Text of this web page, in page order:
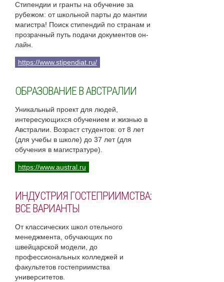
Стипендии и гранты на обучение за
рубежом: от школьной парты до мантии
магистра! Поиск стипендий по странам и
прозрачный путь подачи документов он-
лайн.
https://www.stipendiat.ru/
ОБРАЗОВАНИЕ В АВСТРАЛИИ
Уникальный проект для людей,
интересующихся обучением и жизнью в
Австралии. Возраст студентов: от 8 лет
(для учебы в школе) до 37 лет (для
обучения в магистратуре).
https://www.austral.ru
ИНДУСТРИЯ ГОСТЕПРИИМСТВА:
ВСЕ ВАРИАНТЫ
От классических школ отельного
менеджмента, обучающих по
швейцарской модели, до
профессиональных колледжей и
факультетов гостеприимства
университетов.